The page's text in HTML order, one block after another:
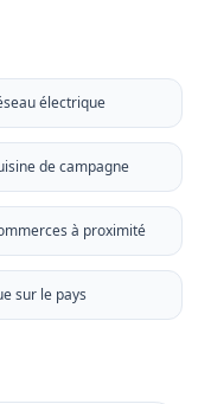
restaurants,
du village.
complète, ce
pour
les promoteurs
à concevoir une
préférences
beaucoup
de vie
ou
électrique
de campagne
à proximité
sur le pays